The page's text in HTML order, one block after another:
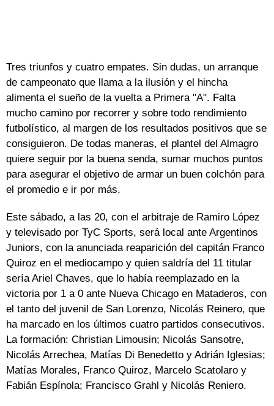
Tres triunfos y cuatro empates. Sin dudas, un arranque
de campeonato que llama a la ilusión y el hincha
alimenta el sueño de la vuelta a Primera "A". Falta
mucho camino por recorrer y sobre todo rendimiento
futbolístico, al margen de los resultados positivos que se
consiguieron. De todas maneras, el plantel del Almagro
quiere seguir por la buena senda, sumar muchos puntos
para asegurar el objetivo de armar un buen colchón para
el promedio e ir por más.
Este sábado, a las 20, con el arbitraje de Ramiro López
y televisado por TyC Sports, será local ante Argentinos
Juniors, con la anunciada reaparición del capitán Franco
Quiroz en el mediocampo y quien saldría del 11 titular
sería Ariel Chaves, que lo había reemplazado en la
victoria por 1 a 0 ante Nueva Chicago en Mataderos, con
el tanto del juvenil de San Lorenzo, Nicolás Reinero, que
ha marcado en los últimos cuatro partidos consecutivos.
La formación: Christian Limousin; Nicolás Sansotre,
Nicolás Arrechea, Matías Di Benedetto y Adrián Iglesias;
Matías Morales, Franco Quiroz, Marcelo Scatolaro y
Fabián Espínola; Francisco Grahl y Nicolás Reniero.